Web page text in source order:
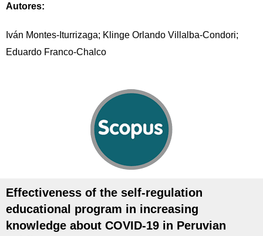
Autores:
Iván Montes-Iturrizaga; Klinge Orlando Villalba-Condori;
Eduardo Franco-Chalco
Effectiveness of the self-regulation
educational program in increasing
knowledge about COVID-19 in Peruvian